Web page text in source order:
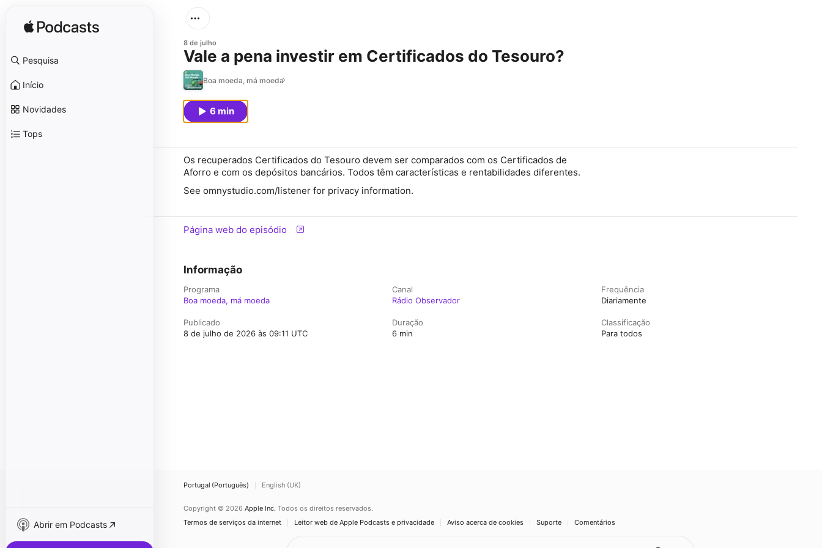
Pesquisa
Início
Novidades
Tops
Abrir em Podcasts
8 de julho
Vale a pena investir em Certificados do Tesouro?
Boa moeda, má moeda
6 min
Os recuperados Certificados do Tesouro devem ser comparados com os Certificados de
Aforro e com os depósitos bancários. Todos têm características e rentabilidades diferentes.
See omnystudio.com/listener for privacy information.
Página web do episódio
Informação
Programa
Boa moeda, má moeda
Canal
Rádio Observador
Frequência
Diariamente
Publicado
8 de julho de 2026 às 09:11 UTC
Duração
6 min
Classificação
Para todos
Portugal (Português) English (UK)
Copyright © 2026 Apple Inc. Todos os direitos reservados.
Termos de serviços da internet
Leitor web de Apple Podcasts e privacidade Aviso acerca de cookies Suporte Comentários